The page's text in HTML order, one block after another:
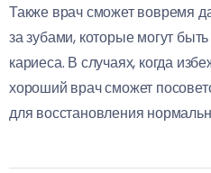
Также врач сможет вовремя
за зубами, которые могут
кариеса. В случаях, когда
хороший врач сможет
для восстановления